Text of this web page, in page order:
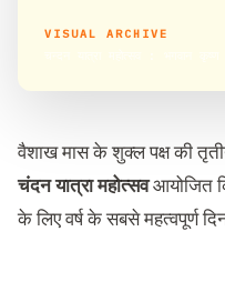
VISUAL ARCHIVE
वैशाख मास के शुक्ल पक्ष की
चंदन यात्रा महोत्सवआयोजित
के लिए वर्ष के सबसे महत्वपूर्ण